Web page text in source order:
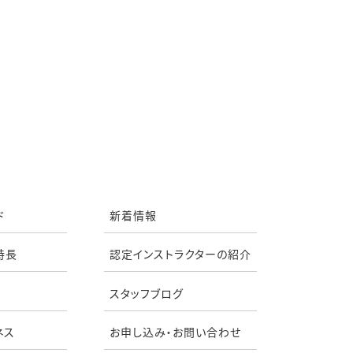
長
ス
新着情報
認定インストラクターの紹介
スタッフブログ
お申し込み・お問い合わせ